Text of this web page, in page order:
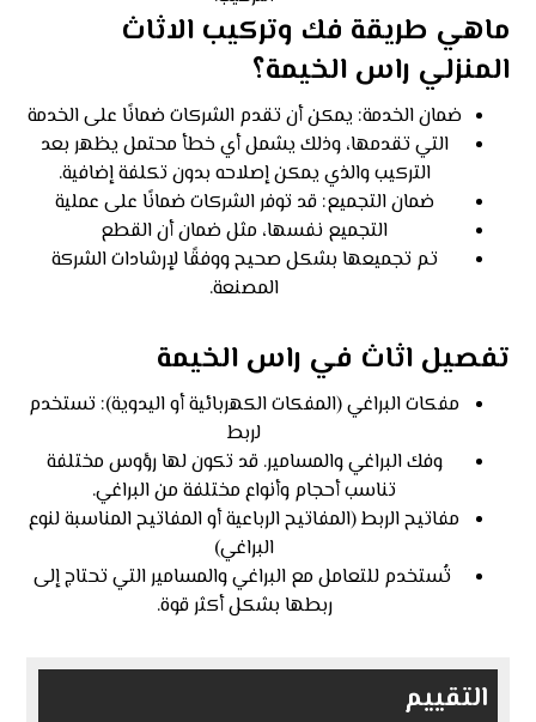
ماهي طريقة فك وتركيب الاثاث
المنزلي راس الخيمة؟
ضمان الخدمة: يمكن أن تقدم الشركات ضمانًا على الخدمة
التي تقدمها، وذلك يشمل أي خطأ محتمل يظهر بعد
التركيب والذي يمكن إصلاحه بدون تكلفة إضافية.
ضمان التجميع: قد توفر الشركات ضمانًا على عملية
التجميع نفسها، مثل ضمان أن القطع
تم تجميعها بشكل صحيح ووفقًا لإرشادات الشركة
المصنعة.
تفصيل اثاث في راس الخيمة
مفكات البراغي (المفكات الكهربائية أو اليدوية): تستخدم
لربط
وفك البراغي والمسامير. قد تكون لها رؤوس مختلفة
تناسب أحجام وأنواع مختلفة من البراغي.
مفاتيح الربط (المفاتيح الرباعية أو المفاتيح المناسبة لنوع
البراغي)
تُستخدم للتعامل مع البراغي والمسامير التي تحتاج إلى
ربطها بشكل أكثر قوة.
التقييم